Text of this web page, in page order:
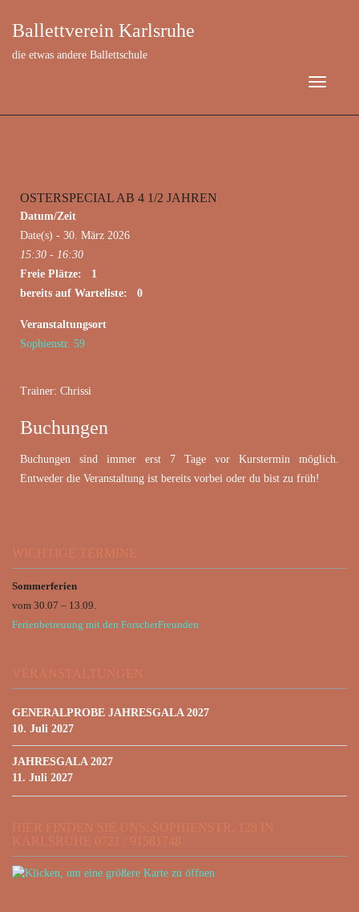
Ballettverein Karlsruhe
die etwas andere Ballettschule
März 30, 2026
OSTERSPECIAL AB 4 1/2 JAHREN
Datum/Zeit
Date(s) - 30. März 2026
15:30 - 16:30
Freie Plätze: 1
bereits auf Warteliste: 0
Veranstaltungsort
Sophienstr. 59
Trainer: Chrissi
Buchungen
Buchungen sind immer erst 7 Tage vor Kurstermin möglich.
Entweder die Veranstaltung ist bereits vorbei oder du bist zu früh!
WICHTIGE TERMINE
Sommerferien
vom 30.07 – 13.09.
Ferienbetreuung mit den ForscherFreunden
VERANSTALTUNGEN
GENERALPROBE JAHRESGALA 2027
10. Juli 2027
JAHRESGALA 2027
11. Juli 2027
HIER FINDEN SIE UNS: SOPHIENSTR. 128 IN
KARLSRUHE 0721 / 91581748